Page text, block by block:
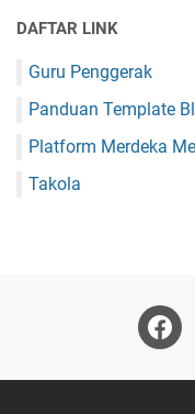
DAFTAR LINK
Guru Penggerak
Panduan Template
Platform Merdeka
Takola